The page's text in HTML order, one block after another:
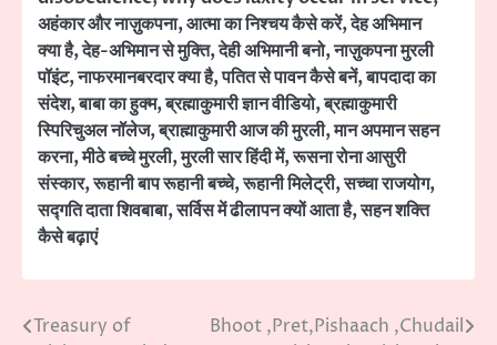
अहंकार और नाज़ुकपना,आत्मा का निश्चय कैसे करें,देह अभिमान
क्या है,देह-अभिमान से मुक्ति,देही अभिमानी बनो,नाज़ुकपना मुरली
पॉइंट,नाफरमानबरदार क्या है,पतित से पावन कैसे बनें,बापदादा का
संदेश,बाबा का हुक्म,ब्रह्माकुमारी ज्ञान वीडियो,ब्रह्माकुमारी
स्पिरिचुअल नॉलेज,ब्राह्माकुमारी आज की मुरली,मान अपमान सहन
करना,मीठे बच्चे मुरली,मुरली सार हिंदी में,रूसना रोना आसुरी
संस्कार,रूहानी बाप रूहानी बच्चे,रूहानी मिलेट्री,सच्चा राजयोग,
सद्गति दाता शिवबाबा,सर्विस में ढीलापन क्यों आता है,सहन शक्ति
कैसे बढ़ाएं
Post
Treasury of
Bhoot ,Pret,Pishaach ,Chudail